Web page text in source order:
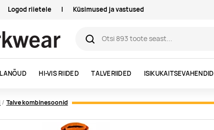
Logod riietele | Küsimused ja vastused
HI-VIS RIIDED TALVERIIDED ISIKUKAITSEVAHENDID
Talve kombinesoonid